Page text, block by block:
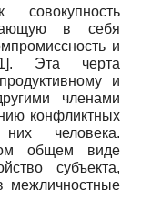
совокупность
в себя
и
]. Эта черта
и
членами
конфликтных
человека.
общем виде
субъекта,
межличностные